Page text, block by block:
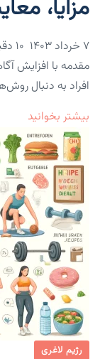
مزایا،
۷ خرداد ۱۴۰۳
مقدمه با افزایش
افراد به دنبال
بیشتر بخوانید
رژیم لاغری